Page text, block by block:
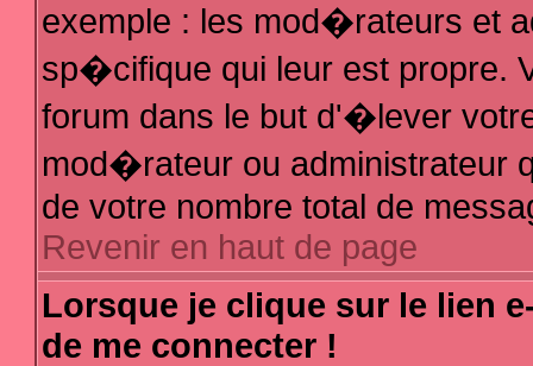
exemple : les mod�rateurs et
sp�cifique qui leur est propre.
forum dans le but d'�lever
mod�rateur ou administrateur
de votre nombre total de
Revenir en haut de page
Lorsque je clique sur le lien
de me connecter !